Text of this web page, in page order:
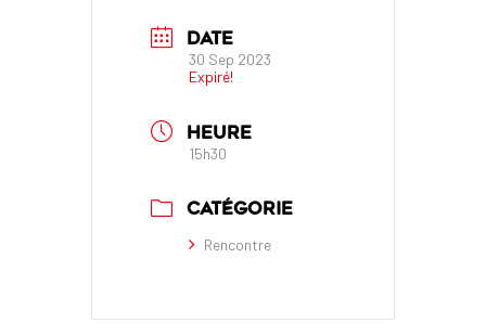
DATE
30 Sep 2023
Expiré!
HEURE
15h30
CATÉGORIE
Rencontre